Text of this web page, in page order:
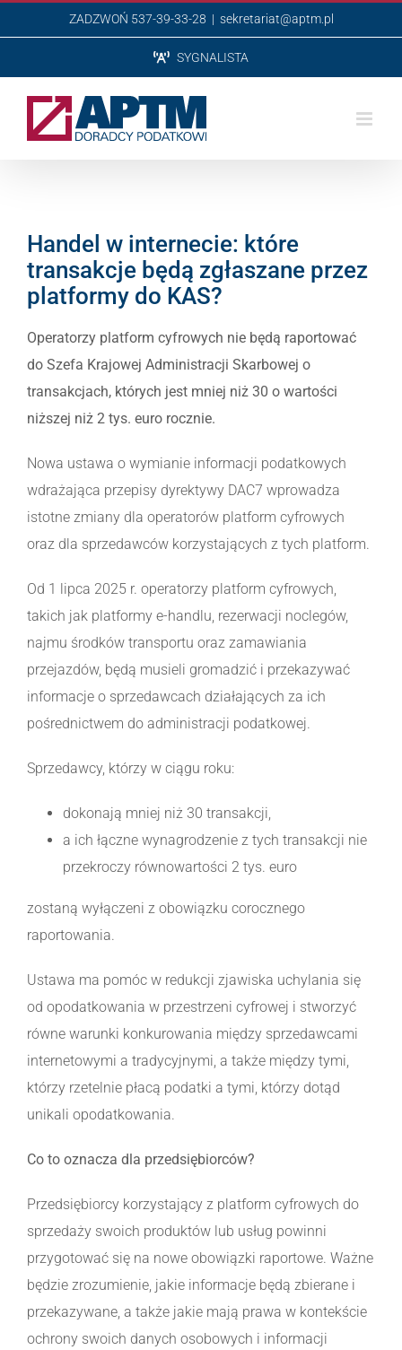
do
ZADZWOŃ 537-39-33-28 | sekretariat@aptm.pl
SYGNALISTA
Handel w internecie: które
transakcje będą zgłaszane przez
platformy do KAS?
Operatorzy platform cyfrowych nie będą raportować
do Szefa Krajowej Administracji Skarbowej o
transakcjach, których jest mniej niż 30 o wartości
niższej niż 2 tys. euro rocznie.
Nowa ustawa o wymianie informacji podatkowych
wdrażająca przepisy dyrektywy DAC7 wprowadza
istotne zmiany dla operatorów platform cyfrowych
oraz dla sprzedawców korzystających z tych platform.
Od 1 lipca 2025 r. operatorzy platform cyfrowych,
takich jak platformy e-handlu, rezerwacji noclegów,
najmu środków transportu oraz zamawiania
przejazdów, będą musieli gromadzić i przekazywać
informacje o sprzedawcach działających za ich
pośrednictwem do administracji podatkowej.
Sprzedawcy, którzy w ciągu roku:
dokonają mniej niż 30 transakcji,
a ich łączne wynagrodzenie z tych transakcji nie
przekroczy równowartości 2 tys. euro
zostaną wyłączeni z obowiązku corocznego
raportowania.
Ustawa ma pomóc w redukcji zjawiska uchylania się
od opodatkowania w przestrzeni cyfrowej i stworzyć
równe warunki konkurowania między sprzedawcami
internetowymi a tradycyjnymi, a także między tymi,
którzy rzetelnie płacą podatki a tymi, którzy dotąd
unikali opodatkowania.
Co to oznacza dla przedsiębiorców?
Przedsiębiorcy korzystający z platform cyfrowych do
sprzedaży swoich produktów lub usług powinni
przygotować się na nowe obowiązki raportowe. Ważne
będzie zrozumienie, jakie informacje będą zbierane i
przekazywane, a także jakie mają prawa w kontekście
ochrony swoich danych osobowych i informacji